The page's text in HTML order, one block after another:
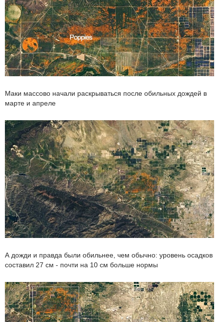
Маки массово начали раскрываться после обильных дождей в
марте и апреле
А дожди и правда были обильнее, чем обычно: уровень осадков
составил 27 см - почти на 10 см больше нормы